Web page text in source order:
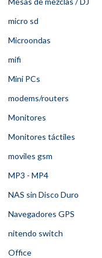
micro sd
Microondas
mifi
Mini PCs
modems/routers
Monitores
Monitores táctiles
moviles gsm
MP3 - MP4
NAS sin Disco Duro
Navegadores GPS
nitendo switch
Office